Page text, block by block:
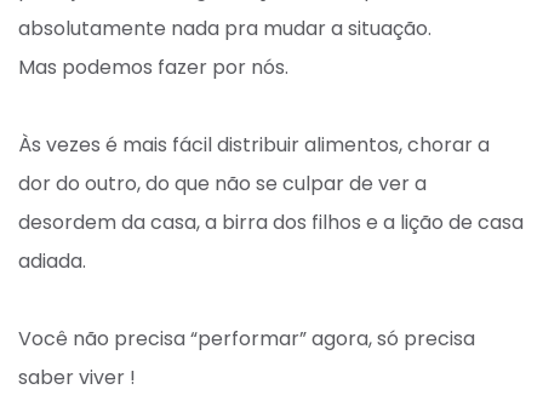
absolutamente nada pra mudar a situação.⁣
Mas podemos fazer por nós.⁣
Às vezes é mais fácil distribuir alimentos, chorar a
dor do outro, do que não se culpar de ver a
desordem da casa, a birra dos filhos e a lição de casa
adiada. ⁣
Você não precisa “performar” agora, só precisa
saber viver ! ⁣